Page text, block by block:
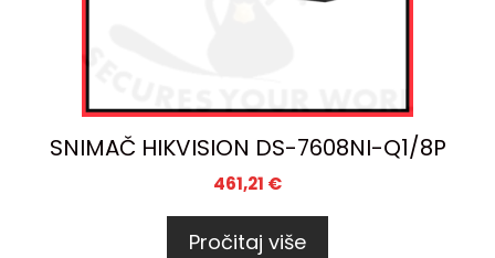
SNIMAČ HIKVISION DS-7608NI-Q1/8P
461,21 €
Pročitaj više